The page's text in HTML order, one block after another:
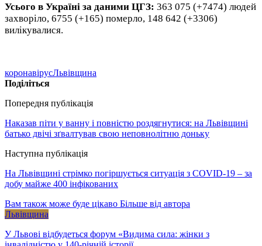
Усього в Україні за даними ЦГЗ: 363 075 (+7474) людей
захворіло, 6755 (+165) померло, 148 642 (+3306)
вилікувалися.
коронавірусЛьвівщина
Поділіться
Попередня публікація
Наказав піти у ванну і повністю роздягнутися: на Львівщині
батько двічі зґвалтував свою неповнолітню доньку
Наступна публікація
На Львівщині стрімко погіршується ситуація з COVID-19 – за
добу майже 400 інфікованих
Вам також може буде цікаво Більше від автора
Львівщина
У Львові відбудеться форум «Видима сила: жінки з